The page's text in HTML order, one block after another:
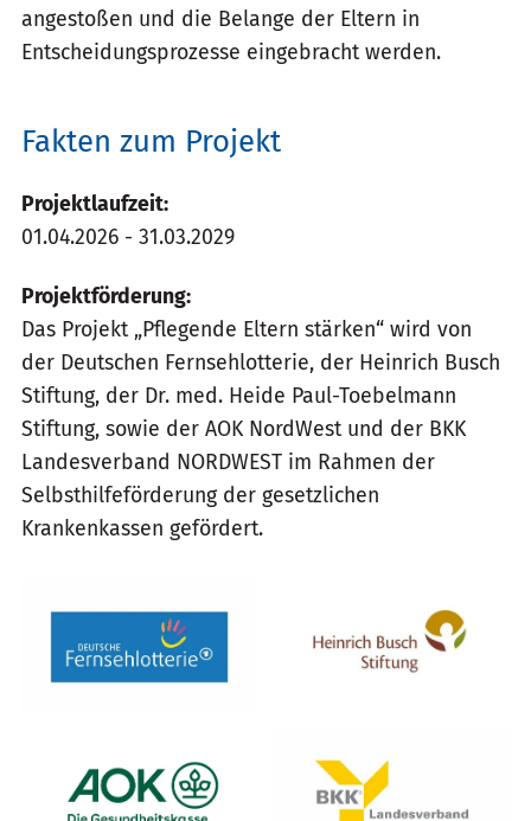
angestoßen und die Belange der Eltern in
Entscheidungsprozesse eingebracht werden.
Fakten zum Projekt
Projektlaufzeit:
01.04.2026 - 31.03.2029
Projektförderung:
Das Projekt „Pflegende Eltern stärken“ wird von
der Deutschen Fernsehlotterie, der Heinrich Busch
Stiftung, der Dr. med. Heide Paul-Toebelmann
Stiftung, sowie der AOK NordWest und der BKK
Landesverband NORDWEST im Rahmen der
Selbsthilfeförderung der gesetzlichen
Krankenkassen gefördert.